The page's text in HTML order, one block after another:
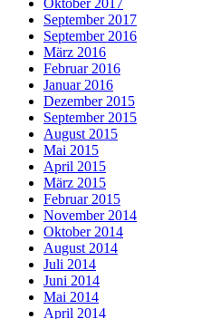
September 2017
September 2016
März 2016
Februar 2016
Januar 2016
Dezember 2015
September 2015
August 2015
Mai 2015
April 2015
März 2015
Februar 2015
November 2014
Oktober 2014
August 2014
Juli 2014
Juni 2014
Mai 2014
April 2014